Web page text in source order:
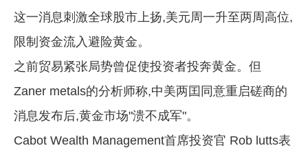
这一消息刺激全球股市上扬,美元周一升至两周高位,
限制资金流入避险黄金。
之前贸易紧张局势曾促使投资者投奔黄金。但
Zaner metals的分析师称,中美两囯同意重启磋商的
消息发布后,黄金市场"溃不成军"。
Cabot Wealth Management首席投资官 Rob lutts表